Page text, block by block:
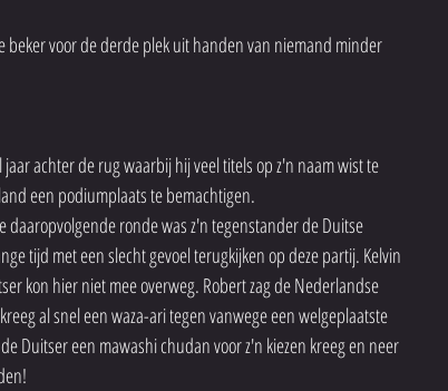
voor de derde plek uit handen van niemand minder
achter de rug waarbij hij veel titels op z'n naam wist te
een podiumplaats te bemachtigen.
ronde was z'n tegenstander de Duitse
tijd met een slecht gevoel terugkijken op deze partij. Kelvin
kon hier niet mee overweg. Robert zag de Nederlandse
al snel een waza-ari tegen vanwege een welgeplaatste
Duitser een mawashi chudan voor z'n kiezen kreeg en neer